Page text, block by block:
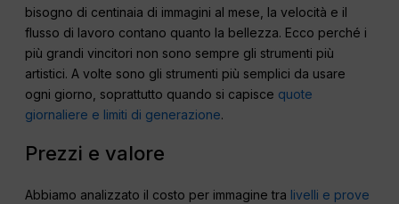
bisogno di centinaia di immagini al mese, la velocità e il
flusso di lavoro contano quanto la bellezza. Ecco perché i
più grandi vincitori non sono sempre gli strumenti più
artistici. A volte sono gli strumenti più semplici da usare
ogni giorno, soprattutto quando si capisce quote
giornaliere e limiti di generazione.
Prezzi e valore
Abbiamo analizzato il costo per immagine tra livelli e prove